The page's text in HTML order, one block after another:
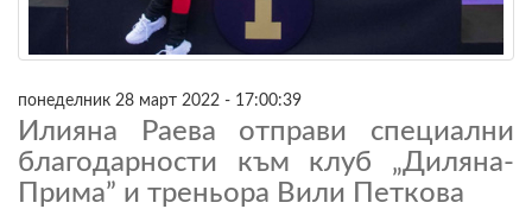
понеделник 28 март 2022 - 17:00:39
Илияна Раева отправи специални
благодарности към клуб „Диляна-
Прима” и треньора Вили Петкова